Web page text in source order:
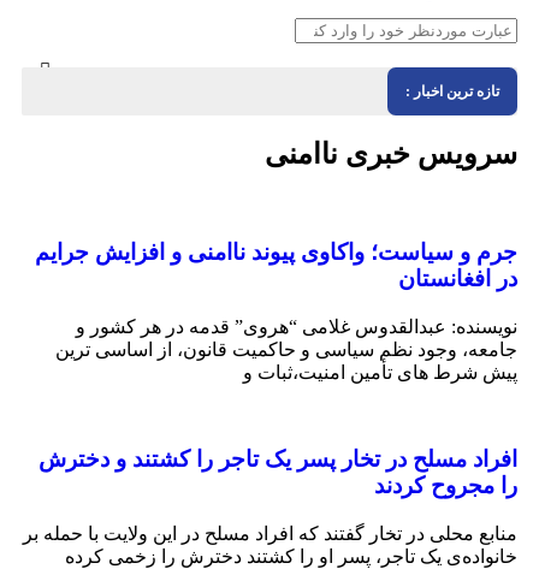
ترین اخبار :
خبری ناامنی
و سیاست؛ واکاوی پیوند ناامنی و افزایش جرایم
عبدالقدوس غلامی “هروی” قدمه در هر کشور و
وجود نظم سیاسی و حاکمیت قانون، از اساسی‌ ترین
شرط‌ های تأمین امنیت،ثبات و
مسلح در تخار پسر یک تاجر را کشتند و دخترش
کردند
محلی در تخار گفتند که افراد مسلح در این ولایت با حمله بر
یک تاجر، پسر او را کشتند دخترش را زخمی کرده